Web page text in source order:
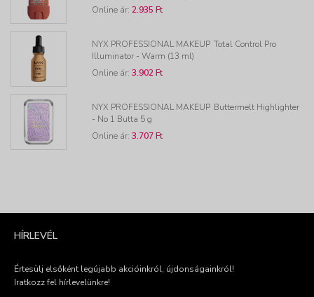
Online ár: 2.935 Ft
NYX PROFESSIONAL MAKEUP Total Control Pro
Illuminator - Warm (13 ml)
Online ár: 3.902 Ft
NYX PROFESSIONAL MAKEUP Buttermelt Highlighter
- No 1 Butta 5 g
Online ár: 3.707 Ft
HÍRLEVÉL
Értesülj elsőként legújabb akcióinkról, újdonságainkról!
Iratkozz fel hírlevelünkre!